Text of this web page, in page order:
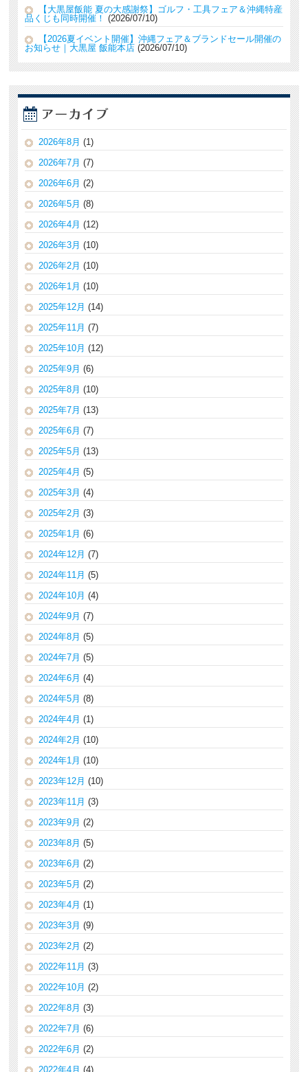
【大黒屋飯能 夏の大感謝祭】ゴルフ・工具フェア＆沖縄特産
品くじも同時開催！
2026/07/10
【2026夏イベント開催】沖縄フェア＆ブランドセール開催の
お知らせ｜大黒屋 飯能本店 2026/07/10
2026年8月 (1)
2026年7月 (7)
2026年6月 (2)
2026年5月 (8)
2026年4月 (12)
2026年3月 (10)
2026年2月 (10)
2026年1月 (10)
2025年12月 (14)
2025年11月 (7)
2025年10月 (12)
2025年9月 (6)
2025年8月 (10)
2025年7月 (13)
2025年6月 (7)
2025年5月 (13)
2025年4月 (5)
2025年3月 (4)
2025年2月 (3)
2025年1月 (6)
2024年12月 (7)
2024年11月 (5)
2024年10月 (4)
2024年9月 (7)
2024年8月 (5)
2024年7月 (5)
2024年6月 (4)
2024年5月 (8)
2024年4月 (1)
2024年2月 (10)
2024年1月 (10)
2023年12月 (10)
2023年11月 (3)
2023年9月 (2)
2023年8月 (5)
2023年6月 (2)
2023年5月 (2)
2023年4月 (1)
2023年3月 (9)
2023年2月 (2)
2022年11月 (3)
2022年10月 (2)
2022年8月 (3)
2022年7月 (6)
2022年6月 (2)
2022年4月 (4)